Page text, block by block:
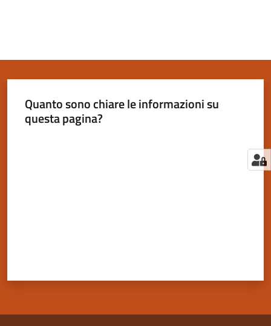
Quanto sono chiare le informazioni su
questa pagina?